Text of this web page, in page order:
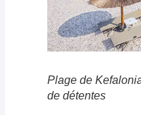
Plage de
de détentes